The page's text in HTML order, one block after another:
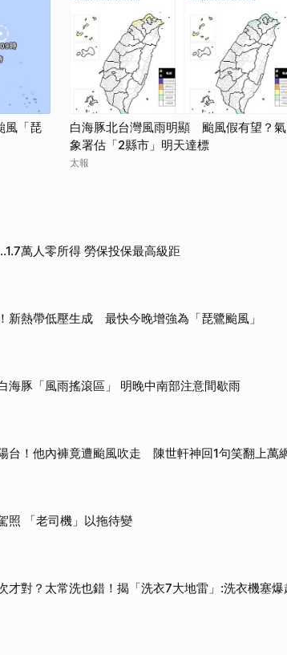
風「琵
白海豚北台灣風雨明顯 颱風假有望？氣
象署估「2縣市」明天達標
太報
萬人零所得 勞保投保最高級距
新熱帶低壓生成 最快今晚增強為「琵鷺颱風」
海豚「風雨搖滾區」 明晚中南部注意間歇雨
台！他內褲竟遭颱風吹走 陳世軒神回1句笑翻上萬
照 「老司機」以拖待變
才對？太常洗也錯！揭「洗衣7大地雷」:洗衣機塞爆
取消